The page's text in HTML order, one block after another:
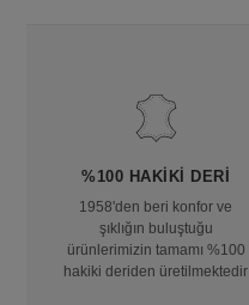
%100 HAKIKI DERI
1958'den beri konfor ve
şıklığın buluştuğu
ürünlerimizin tamamı %100
hakiki deriden üretilmektedir